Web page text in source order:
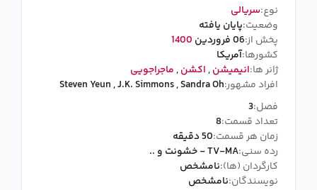
نوع:سریالی
وضعیت:پایان یافته
پخش از:06 فروردین
1400
کشورها:آمریکا
ژانر ها:انیمیشن,اکشن,ماجراجویی
افراد مشهور:
Steven Yeun,J.K. Simmons,Sandra Oh
فصل:3
تعداد قسمت:8
زمان هر قسمت:50 دقیقه
رده سنی:TV-MA - خشونت و ..
کارگردان (ها):نامشخص
نویسندگان:نامشخص